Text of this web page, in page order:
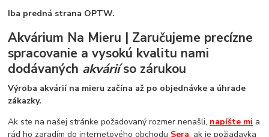
Iba predná strana OPTW.
Akvárium Na Mieru | Zaručujeme precízne
spracovanie a vysokú kvalitu nami
dodávaných akváriíso zárukou
Výroba akvárií na mieru začína až po objednávke a úhrade
zákazky.
Ak ste na našej stránke požadovaný rozmer nenašli, napíšte mi a
rád ho zaradím do internetového obchodu Sera, ak je požiadavka